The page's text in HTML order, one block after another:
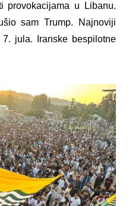
provokacijama u Libanu.
sam Trump. Najnoviji
jula. Iranske bespilotne